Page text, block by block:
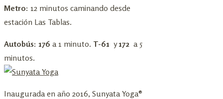
Metro: 12 minutos caminando desde
estación Las Tablas.
Autobús: 176 a 1 minuto. T-61 y172 a 5
minutos.
Inaugurada en año 2016, Sunyata Yoga®